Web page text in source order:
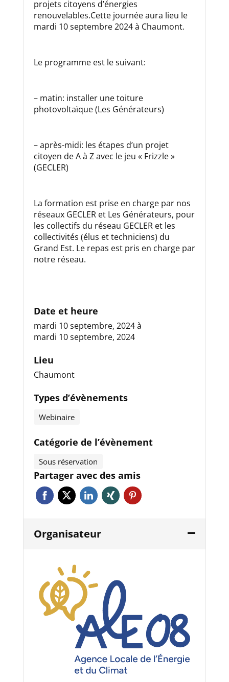
projets citoyens d’énergies
renouvelables.Cette journée aura lieu le
mardi 10 septembre 2024 à Chaumont.
Le programme est le suivant:
– matin: installer une toiture
photovoltaïque (Les Générateurs)
– après-midi: les étapes d’un projet
citoyen de A à Z avec le jeu « Frizzle »
(GECLER)
La formation est prise en charge par nos
réseaux GECLER et Les Générateurs, pour
les collectifs du réseau GECLER et les
collectivités (élus et techniciens) du
Grand Est. Le repas est pris en charge par
notre réseau.
Date et heure
mardi 10 septembre, 2024à
mardi 10 septembre, 2024
Lieu
Chaumont
Types d’évènements
Webinaire
Catégorie de l’évènement
Sous réservation
Partager avec des amis
Organisateur